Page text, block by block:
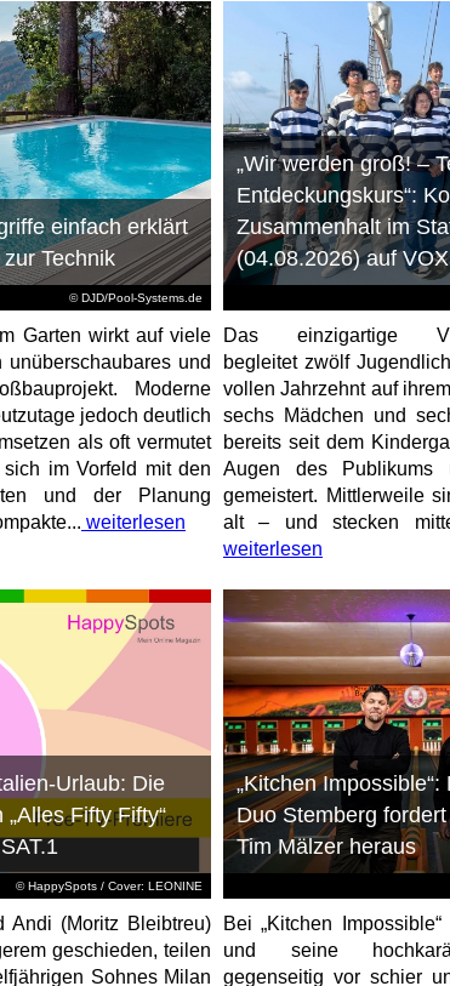
© DJD/Pool-Systems.de
einfach erklärt
Technik
Garten wirkt auf viele
und
Moderne
jedoch deutlich
als oft vermutet
im Vorfeld mit den
und der Planung
weiterlesen
„Wir werden groß! –
Entdeckungskurs“:
Zusammenhalt im
(04.08.2026) auf VOX
Das einzigartige
begleitet zwölf
vollen Jahrzehnt auf
sechs Mädchen und
bereits seit dem
Augen des Publikums
gemeistert. Mittlerweile
alt – und stecken
weiterlesen
© HappySpots / Cover: LEONINE
Urlaub: Die
Fifty Fifty“
Andi (Moritz Bleibtreu)
geschieden, teilen
Sohnes Milan
„Kitchen
Duo Stemberg
Tim Mälzer heraus
Bei „Kitchen
und seine
gegenseitig vor schier